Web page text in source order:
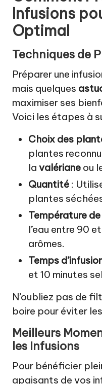
Infusions
Optimal
Techniques de
Préparer une
mais quelques
maximiser ses
Voici les étapes à
Choix des
plantes
la valériane ou
Quantité :
plantes
Température de
l’eau entre 90
arômes.
Temps
et 10 minutes
N’oubliez pas de
boire pour éviter
Meilleurs
les Infusions
Pour bénéficier
apaisants de vos